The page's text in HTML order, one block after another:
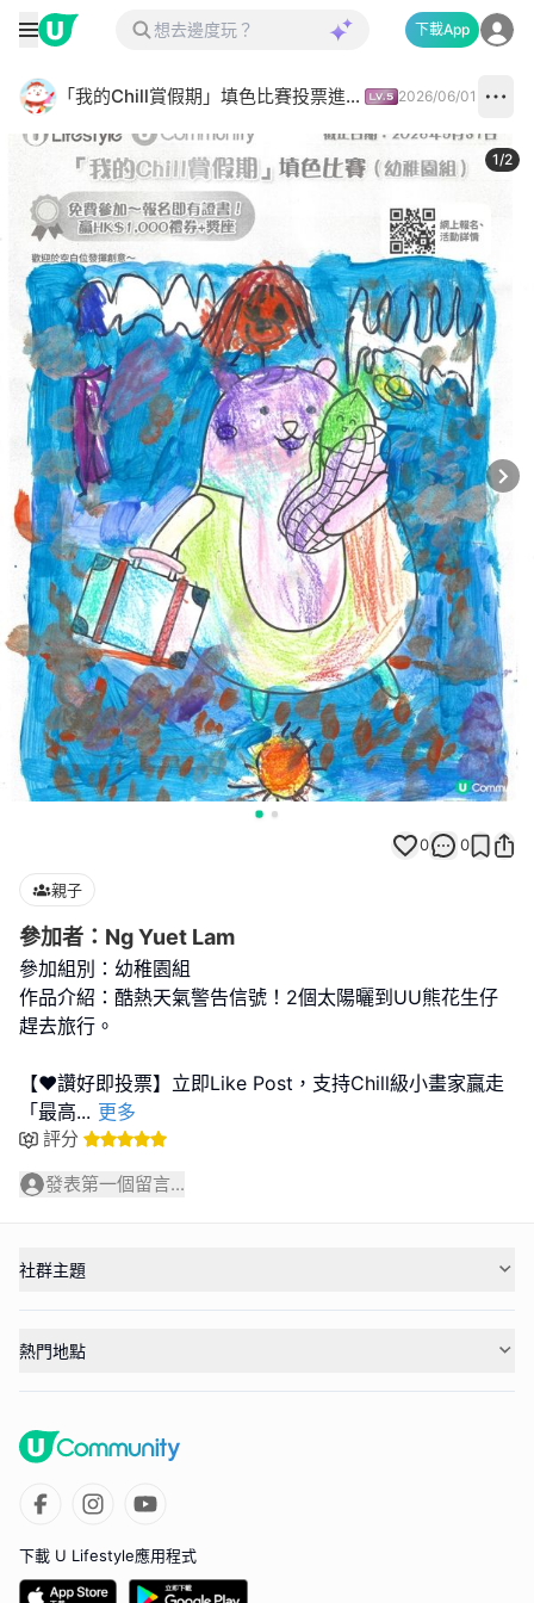
下載App
「我的Chill賞假期」填色比賽投票進行中✅ 2026/06/01
1/2
0 0
親子
參加者：Ng Yuet Lam
參加組別：幼稚園組
作品介紹：酷熱天氣警告信號！2個太陽曬到UU熊花生仔
趕去旅行。
【❤️讚好即投票】立即Like Post，支持Chill級小畫家贏走
「最高... 更多
評分
發表第一個留言...
社群主題
熱門地點
下載 U Lifestyle應用程式